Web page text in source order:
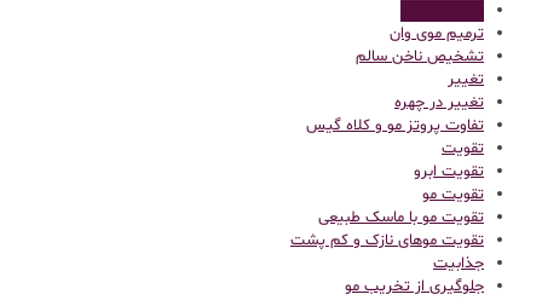
ترمیم موی وان
تشخیص ناخن سالم
تغییر
تغییر در چهره
تفاوت پروتز مو و کلاه گیس
تقویت
تقویت ابرو
تقویت مو
تقویت مو با ماسک طبیعی
تقویت موهای نازک و کم پشت
جذابیت
جلوگیری از تخریب مو